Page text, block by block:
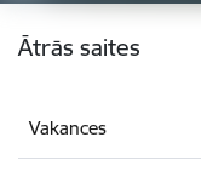
Kājene
Ātrās saites
Vakances